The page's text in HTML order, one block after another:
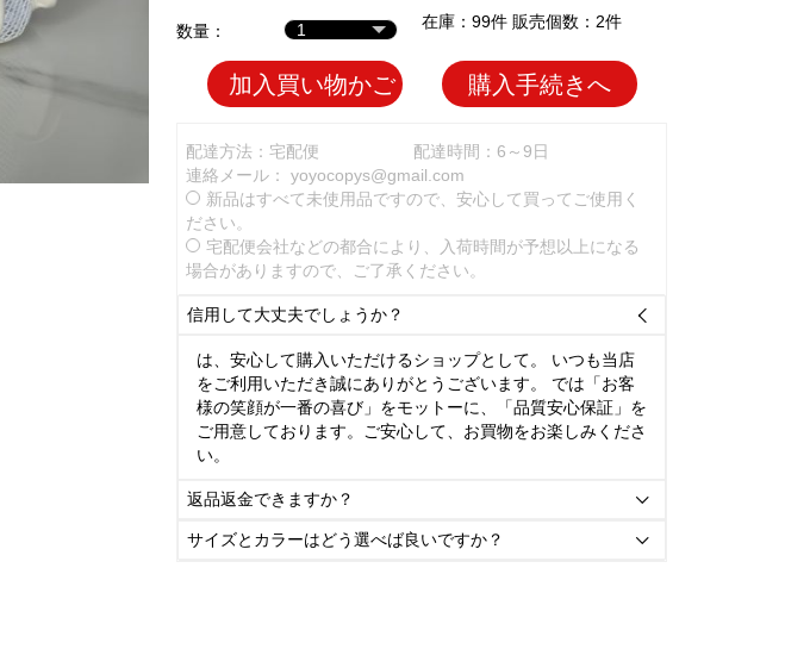
数量： 在庫：99件 販売個数：2件
加入買い物かご 購入手続きへ
配達方法：宅配便
配達時間：6～9日
連絡メール： yoyocopys@gmail.com
新品はすべて未使用品ですので、安心して買ってご使用く
ださい。
宅配便会社などの都合により、入荷時間が予想以上になる
場合がありますので、ご了承ください。
信用して大丈夫でしょうか？ 
は、安心して購入いただけるショップとして。 いつも当店
をご利用いただき誠にありがとうございます。 では「お客
様の笑顔が一番の喜び」をモットーに、「品質安心保証」を
ご用意しております。ご安心して、お買物をお楽しみくださ
い。
返品返金できますか？ 
サイズとカラーはどう選べば良いですか？ 